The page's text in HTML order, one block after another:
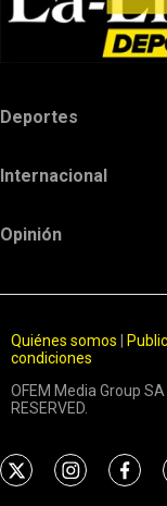
Deportes
Internacional
Opinión
Quiénes somos
condiciones
OFEM Media Group SA
RESERVED.
t
i
f